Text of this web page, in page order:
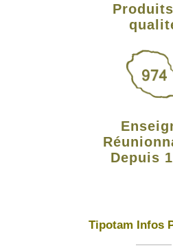
Depuis
Tipotam Infos